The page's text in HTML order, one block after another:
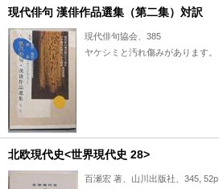
現代俳句 漢俳作品選集（第二集）対訳
現代俳句協会、385
ヤケシミと汚れ傷みがあります。
北欧現代史<世界現代史 28>
百瀬宏 著、山川出版社、345, 52p